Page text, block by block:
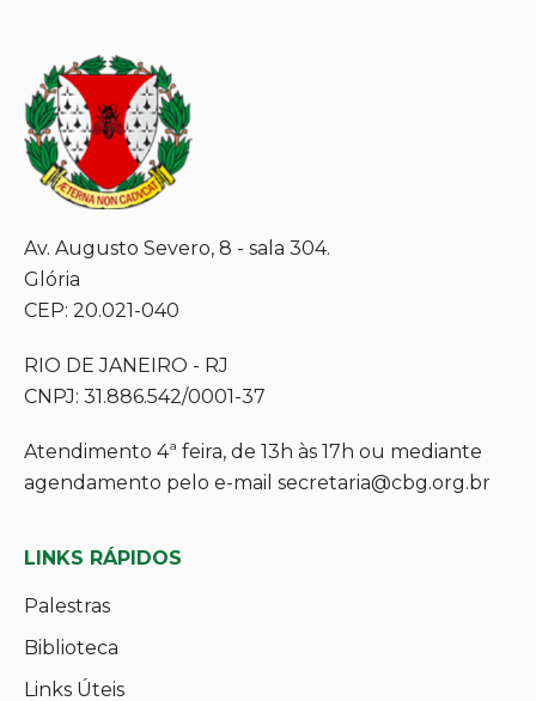
Av. Augusto Severo, 8 - sala 304.
Glória
CEP: 20.021-040
RIO DE JANEIRO - RJ
CNPJ: 31.886.542/0001-37
Atendimento 4ª feira, de 13h às 17h ou mediante
agendamento pelo e-mail secretaria@cbg.org.br
LINKS RÁPIDOS
Palestras
Biblioteca
Links Úteis